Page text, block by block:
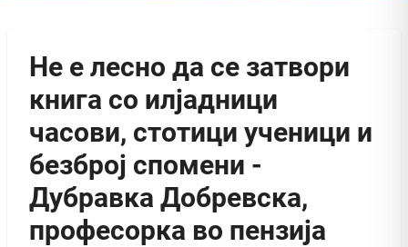
Не е лесно да се затвори
книга со илјадници
часови, стотици ученици и
безброј спомени -
Дубравка Добревска,
професорка во пензија